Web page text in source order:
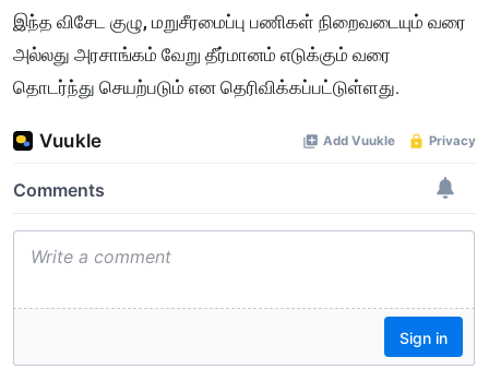
இந்த விசேட குழு, மறுசீரமைப்பு பணிகள் நிறைவடையும் வரை
அல்லது அரசாங்கம் வேறு தீர்மானம் எடுக்கும் வரை
தொடர்ந்து செயற்படும் என தெரிவிக்கப்பட்டுள்ளது.